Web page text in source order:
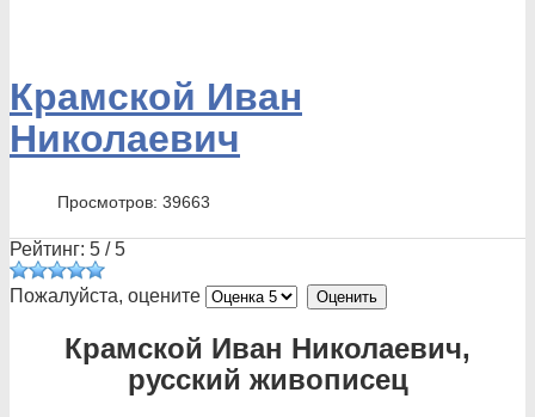
Крамской Иван
Николаевич
Просмотров: 39663
Рейтинг: 5 /5
Пожалуйста, оцените
Крамской Иван Николаевич,
русский живописец